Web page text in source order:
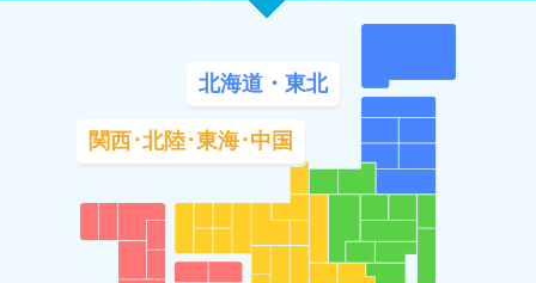
北海道・東北
関西･北陸･東海･中国